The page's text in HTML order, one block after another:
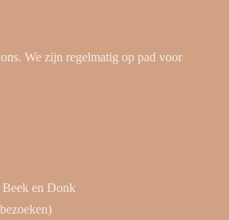
We zijn regelmatig op pad voor
en Donk